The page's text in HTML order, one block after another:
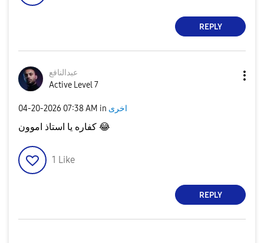
REPLY
عبدالنافع
Active Level 7
‎04-20-2026 07:38 AM in اخرى
😂
1 Like
REPLY